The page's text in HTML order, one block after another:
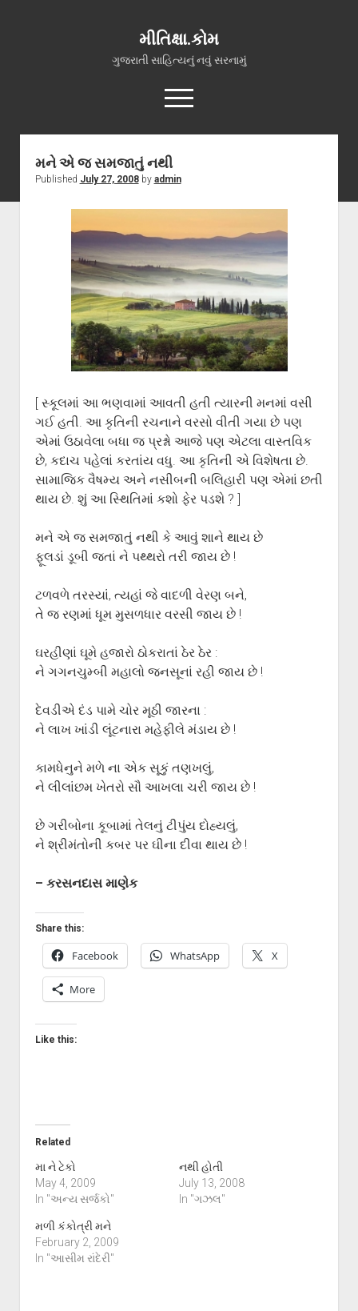
મીતિક્ષા.કોમ
ગુજરાતી સાહિત્યનું નવું સરનામું
open
menu
facebookyoutubehello@mitixa.com
સ્વાગત
મારા વિશે
ચાતક (સ્વરચિત)
ગુજરાતી ગઝલો
ગીત, પ્રાર્થના અને ભજન
અન્ય રચનાઓ
વધુ માહિતી
open
dropdown
menu
ગુજરાતી સાહિત્ય-જગત
સર્જકોને સલામ
આપની રચનાઓ
Privacy Policy
મને એ જ સમજાતું નથી
Published July 27, 2008by admin
[ સ્કૂલમાં આ ભણવામાં આવતી હતી ત્યારની મનમાં વસી
ગઈ હતી. આ કૃતિની રચનાને વરસો વીતી ગયા છે પણ
એમાં ઉઠાવેલા બધા જ પ્રશ્નો આજે પણ એટલા વાસ્તવિક
છે, કદાચ પહેલાં કરતાંય વધુ. આ કૃતિની એ વિશેષતા છે.
સામાજિક વૈષમ્ય અને નસીબની બલિહારી પણ એમાં છતી
થાય છે. શું આ સ્થિતિમાં કશો ફેર પડશે ? ]
મને એ જ સમજાતું નથી કે આવું શાને થાય છે
ફૂલડાં ડૂબી જતાં ને પથ્થરો તરી જાય છે !
ટળવળે તરસ્યાં, ત્યહાં જે વાદળી વેરણ બને,
તે જ રણમાં ધૂમ મુસળધાર વરસી જાય છે !
ઘરહીણાં ઘૂમે હજારો ઠોકરાતાં ઠેર ઠેર :
ને ગગનચુમ્બી મહાલો જનસૂનાં રહી જાય છે !
દેવડીએ દંડ પામે ચોર મૂઠી જારના :
ને લાખ ખાંડી લૂંટનારા મહેફીલે મંડાય છે !
કામધેનુને મળે ના એક સૂકું તણખલું,
ને લીલાંછમ ખેતરો સૌ આખલા ચરી જાય છે !
છે ગરીબોના કૂબામાં તેલનું ટીપુંય દોહ્યલું,
ને શ્રીમંતોની કબર પર ઘીના દીવા થાય છે !
– કરસનદાસ માણેક
Share this:
Facebook WhatsApp X
More
Like this:
Related
મા ને ટેકો
May 4, 2009
In "અન્ય સર્જકો"
નથી હોતી
July 13, 2008
In "ગઝલ"
મળી કંકોત્રી મને
February 2, 2009
In "આસીમ રાંદેરી"